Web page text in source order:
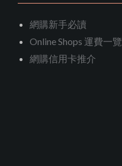
網購新手必讀
Online Shops 運費一覽
網購信用卡推介